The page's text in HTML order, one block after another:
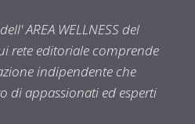
AREA WELLNESS del
rete editoriale comprende
indipendente che
di appassionati ed esperti